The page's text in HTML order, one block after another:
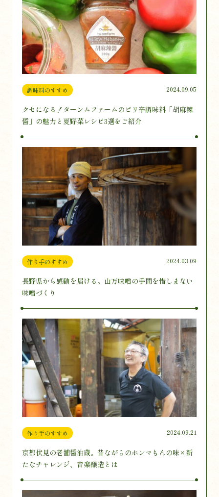
調味料のすすめ 2024.09.05
クセになる！ターンムファームのピリ辛調味料「胡麻辣
醤」の魅力と夏野菜レシピ3選をご紹介
作り手のすすめ 2024.03.09
長野県から感動を届ける。山万味噌の手間を惜しまない
味噌づくり
作り手のすすめ 2024.09.21
京都伏見の老舗醤油蔵。昔ながらのホンマもんの味×新
たなチャレンジ、音楽醸造とは